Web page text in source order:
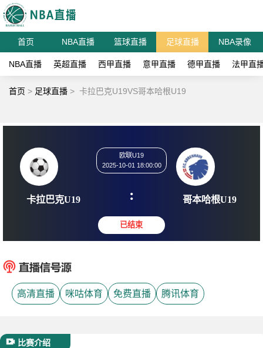
首页 NBA直播 篮球直播 足球直播 NBA录像
NBA直播 英超直播 西甲直播 意甲直播 德甲直播 法甲直
首页 > 足球直播 > 卡拉巴克U19VS哥本哈根U19
卡拉巴克U19
2025-10-01 18:00:00
: 哥本哈
高清直播 咪咕体育 免费直播 腾讯体育
比赛介绍